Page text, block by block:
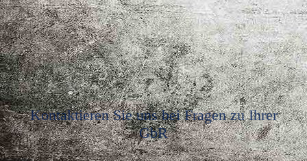
Kontaktieren Sie uns bei Fragen zu Ihrer
GbR